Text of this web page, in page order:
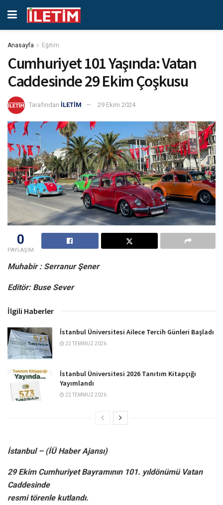
Anasayfa Eğitim
Cumhuriyet 101 Yaşında: Vatan
Caddesinde 29 Ekim Çoşkusu
Tarafından İLETİM 29 Ekim 2024
0
PAYLAŞIM
Muhabir : Serranur Şener
Editör: Buse Sever
İlgili Haberler
İstanbul Üniversitesi Ailece Tercih Günleri Başladı
22 TEMMUZ 2026
İstanbul Üniversitesi 2026 Tanıtım Kitapçığı
Yayımlandı
22 TEMMUZ 2026
İstanbul – (İÜ Haber Ajansı)
29 Ekim Cumhuriyet Bayramının 101. yıldönümü Vatan
Caddesinde
resmi törenle kutlandı.